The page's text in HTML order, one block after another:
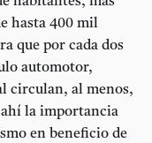
hasta 400 mil
que por cada dos
automotor,
circulan, al menos,
la importancia
en beneficio de